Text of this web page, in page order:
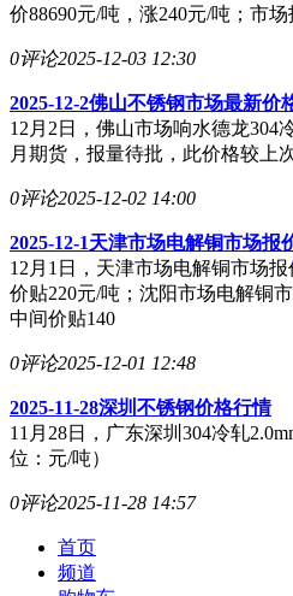
价88690元/吨，涨240元/吨；市场
0评论2025-12-03 12:30
2025-12-2佛山不锈钢市场最新价
12月2日，佛山市场响水德龙304
月期货，报量待批，此价格较上
0评论2025-12-02 14:00
2025-12-1天津市场电解铜市场报
12月1日，天津市场电解铜市场
价贴220元/吨；沈阳市场电解铜
中间价贴140
0评论2025-12-01 12:48
2025-11-28深圳不锈钢价格行情
11月28日，广东深圳304冷轧
位：元/吨）
0评论2025-11-28 14:57
首页
频道